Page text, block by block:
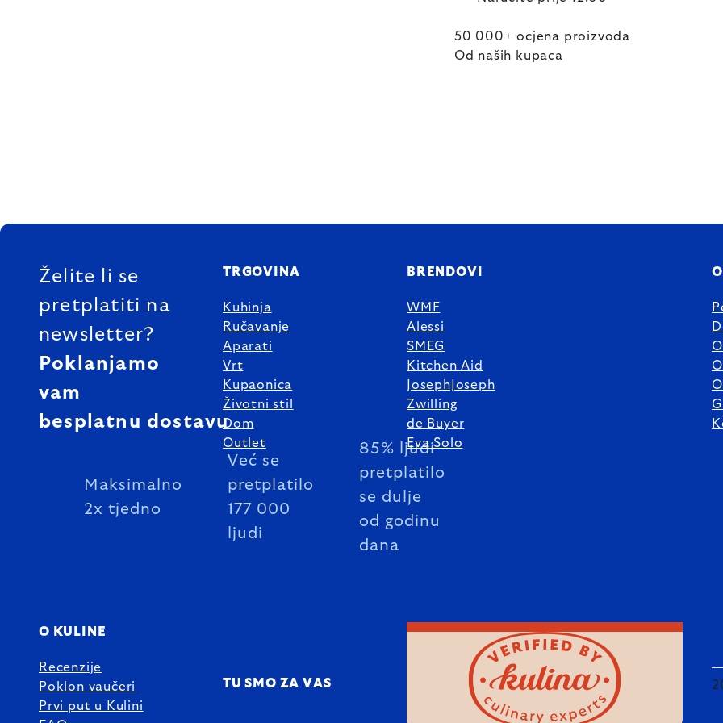
50 000+ ocjena proizvoda
Od naših kupaca
FOOTER
Želite li se
pretplatiti na
newsletter?
Poklanjamo
vam
besplatnu dostavu
Maksimalno
2x tjedno
Već se
pretplatilo
177 000
ljudi
85% ljudi
pretplatilo
se dulje
od godinu
dana
TRGOVINA
Kuhinja
Ručavanje
Aparati
Vrt
Kupaonica
Životni stil
Dom
Outlet
BRENDOVI
WMF
Alessi
SMEG
Kitchen Aid
JosephJoseph
Zwilling
de Buyer
Eva Solo
O KULINE
Recenzije
Poklon vaučeri
Prvi put u Kulini
TU SMO ZA VAS